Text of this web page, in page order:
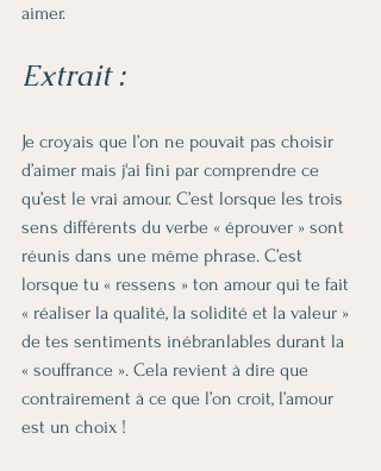
aimer.
Extrait :
Je croyais que l’on ne pouvait pas choisir
d’aimer mais j'ai fini par comprendre ce
qu’est le vrai amour. C’est lorsque les trois
sens différents du verbe « éprouver » sont
réunis dans une même phrase. C’est
lorsque tu « ressens » ton amour qui te fait
« réaliser la qualité, la solidité et la valeur »
de tes sentiments inébranlables durant la
« souffrance ». Cela revient à dire que
contrairement à ce que l’on croit, l’amour
est un choix !